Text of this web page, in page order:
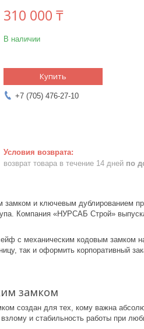
310 000 ₸
В наличии
Купить
+7 (705) 476-27-10
возврат товара в течение 14 дней по
и ключевым дублированием
Компания «НУРСАБ Строй»
с механическим кодовым замком
так и оформить корпоративный
замком
создан для тех, кому важна
и стабильность работы при